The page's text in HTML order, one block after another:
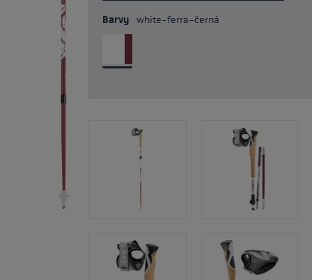
Barvy white-ferra-černá